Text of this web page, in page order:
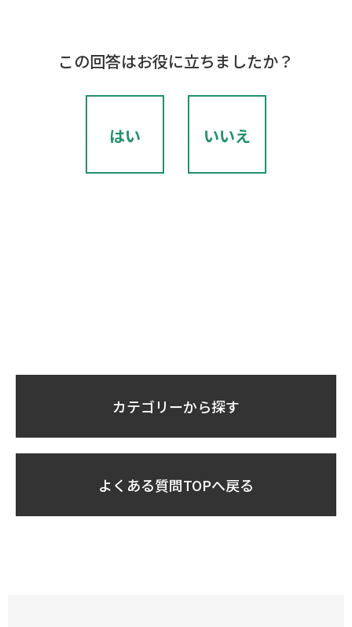
この回答はお役に立ちましたか？
はい いいえ
カテゴリーから探す
よくある質問TOPへ戻る